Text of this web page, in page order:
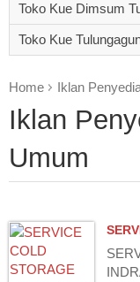
Toko Kue Dimsum
Toko Kue
Home Iklan
Iklan
Umum